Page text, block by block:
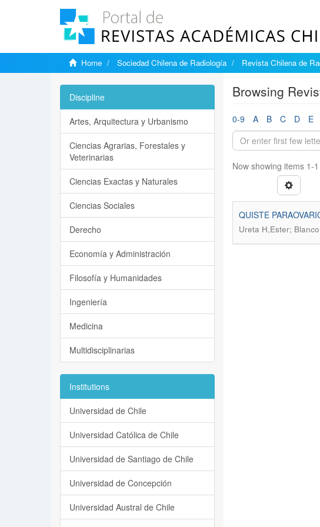
Home Sociedad Chilena de Radiología Revista Chilena de
Browsing
0-9 A B C D E
Now showing items 1-1
QUISTE
Ureta H,Ester;
Discipline
Artes, Arquitectura y Urbanismo
Ciencias Agrarias, Forestales y
Veterinarias
Ciencias Exactas y Naturales
Ciencias Sociales
Derecho
Economía y Administración
Filosofía y Humanidades
Ingeniería
Medicina
Multidisciplinarias
Institutions
Universidad de Chile
Universidad Católica de Chile
Universidad de Santiago de Chile
Universidad de Concepción
Universidad Austral de Chile